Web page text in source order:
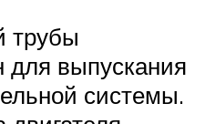
трубы
для выпускания
системы.